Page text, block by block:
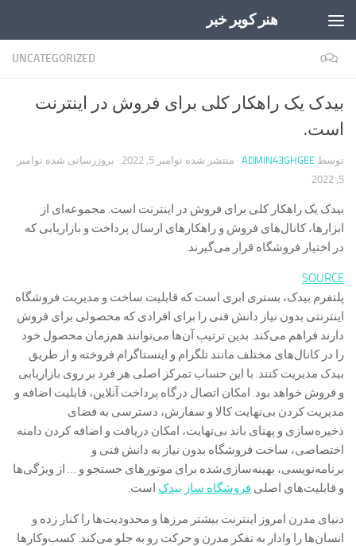
هنر کویر خبر
UNCATEGORIZED 0
بیدک یک راهکار کلی برای فروش در اینترنت
است.
توسط ADMIN43GHGEE · منتشر شده نوامبر 5, 2022 · بروزرسانی شده نوامبر
5, 2022
بیدک یک راهکار کلی برای فروش در اینترنت است. مجموعه‌ای از
ابزارها، کانال‌های فروش و راهکارهای ارسال پرداخت و بازاریابی که
در اختیار فروشگاه قرار می‌گیرند.
SOURCE
پلتفرم بیدک، بستری ابری است که قابلیت ساخت و مدیریت فروشگاه
اینترنتی بدون نیاز دانش فنی را برای افرادی که محصولی برای فروش
دارند فراهم می‌کند. بدین ترتیب آن‌ها می‌توانند هم‌زمان محصول خود
را در کانال‌های مختلف مانند تلگرام و اینستاگرام فروخته و از طریق
بیدک مدیریت کنند. با این حساب تمرکز اصلی هر فرد بر روی بازاریابی
و فروش خواهد بود. امکان اتصال درگاه پرداخت آنلاین، قابلیت اضافه و
مدیریت کردن بی‌نهایت کالا و سفارش، دسترسی به فضای
ذخیره‌سازی و پهنای باند بی‌نهایت، امکان دریافت و اضافه کردن دامنه
اختصاصی، ساخت فروشگاه بدون نیاز به دانش فنی و
برنامه‌نویسی، بهینه‌سازی‌شده برای موتورهای جستجو و … از ویژگی‌ها
و قابلیت‌های اصلی فروشگاه ساز بیدک است.
دنیای مدرن امروز اینترنت بیشتر مرزها و محدودیت‌ها را کنار زده و
انسان‌ها را وادار به تفکر مدرن و حرکت رو به جلو می‌کند. کسب‌وکارها